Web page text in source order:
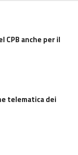
CPB anche per il
telematica dei